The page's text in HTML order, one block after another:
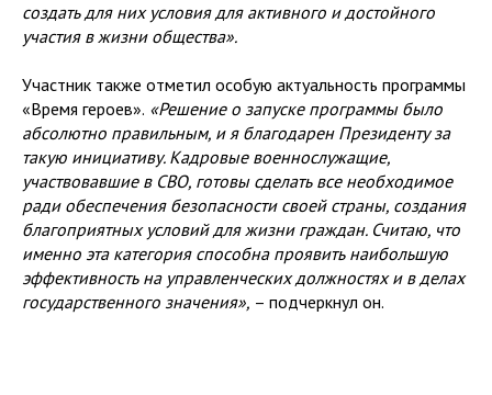
создать для них условия для активного и достойного
участия в жизни общества».
Участник также отметил особую актуальность программы
«Время героев». «Решение о запуске программы было
абсолютно правильным, и я благодарен Президенту за
такую инициативу. Кадровые военнослужащие,
участвовавшие в СВО, готовы сделать все необходимое
ради обеспечения безопасности своей страны, создания
благоприятных условий для жизни граждан. Считаю, что
именно эта категория способна проявить наибольшую
эффективность на управленческих должностях и в делах
государственного значения», – подчеркнул он.